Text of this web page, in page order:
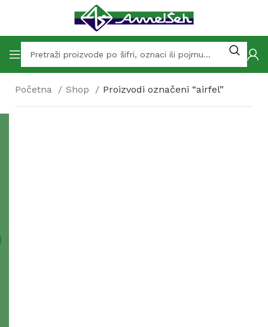
Početna Shop Proizvodi označeni “airfel”